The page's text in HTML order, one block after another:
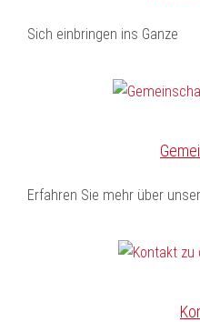
Sich einbringen ins Ganze
Erfahren Sie mehr über